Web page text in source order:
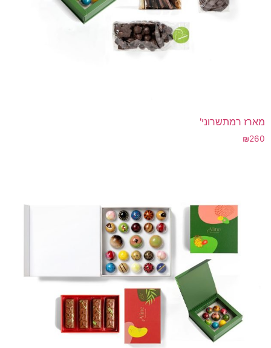
מארז רמתשרוני'
₪260